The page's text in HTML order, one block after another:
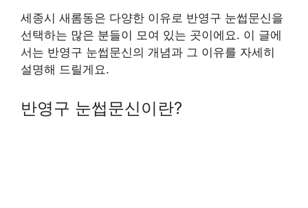
세종시 새롬동은 다양한 이유로 반영구 눈썹문신을
선택하는 많은 분들이 모여 있는 곳이에요. 이 글에
서는 반영구 눈썹문신의 개념과 그 이유를 자세히
설명해 드릴게요.
반영구 눈썹문신이란?